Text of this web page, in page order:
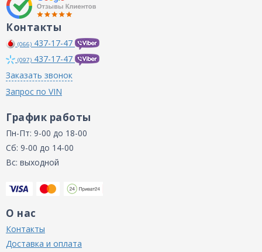
Контакты
(066) 437-17-47
(097) 437-17-47
Заказать звонок
Запрос по VIN
График работы
Пн-Пт: 9-00 до 18-00
Сб: 9-00 до 14-00
Вс: выходной
О нас
Контакты
Доставка и оплата